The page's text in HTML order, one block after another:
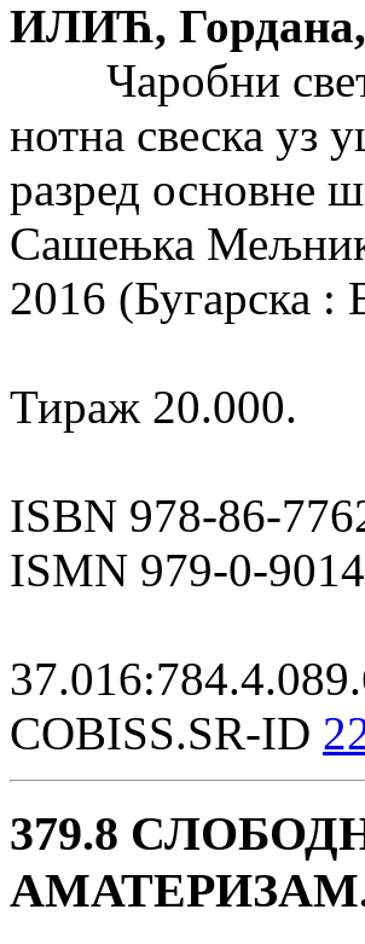
ИЛИЋ, Гордана,
Чаробни свет
нотна свеска уз
разред основне
Сашењка
2016 (Бугарска :
Тираж 20.000.
ISBN 978-86-
ISMN 979-0-
COBISS.SR-ID
379.8